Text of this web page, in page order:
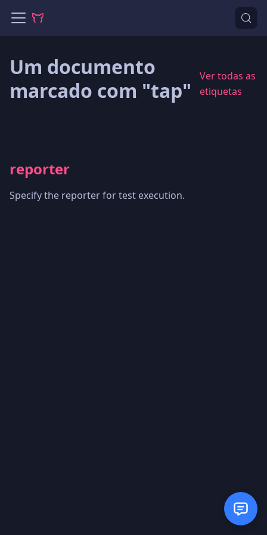
Um documento
marcado com "tap"
Ver todas as
etiquetas
reporter
Specify the reporter for test execution.